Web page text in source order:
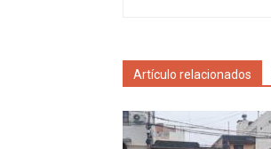
Artículo relacionados